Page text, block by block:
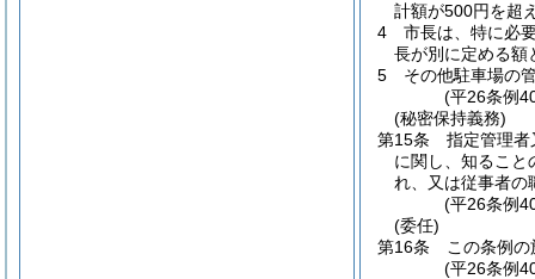
計額が500円を超
4
市長は、特に必
長が別に定める額
5
その他駐車場の
(平26条例
(秘密保持義務)
第15条
指定管理者
に関し、知ること
れ、又は従事者の
(平26条例
(委任)
第16条
この条例
(平26条例